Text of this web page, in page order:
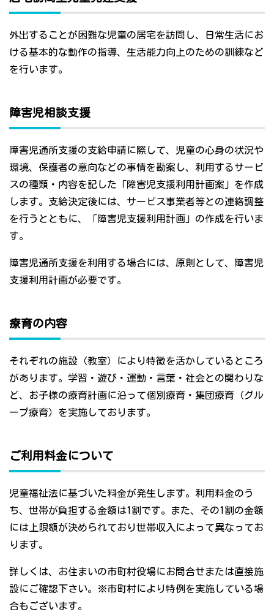
外出することが困難な児童の居宅を訪問し、日常生活にお
ける基本的な動作の指導、生活能力向上のための訓練など
を行います。
障害児相談支援
障害児通所支援の支給申請に際して、児童の心身の状況や
環境、保護者の意向などの事情を勘案し、利用するサービ
スの種類・内容を記した「障害児支援利用計画案」を作成
します。支給決定後には、サービス事業者等との連絡調整
を行うとともに、「障害児支援利用計画」の作成を行いま
す。
障害児通所支援を利用する場合には、原則として、障害児
支援利用計画が必要です。
療育の内容
それぞれの施設（教室）により特徴を活かしているところ
があります。学習・遊び・運動・言葉・社会との関わりな
ど、お子様の療育計画に沿って個別療育・集団療育（グル
ープ療育）を実施しております。
ご利用料金について
児童福祉法に基づいた料金が発生します。利用料金のう
ち、世帯が負担する金額は1割です。また、その1割の金額
には上限額が決められており世帯収入によって異なってお
ります。
詳しくは、お住まいの市町村役場にお問合せまたは直接施
設にご確認下さい。※市町村により特例を実施している場
合もございます。